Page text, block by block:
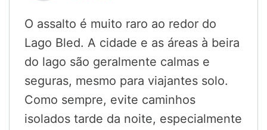
O assalto é muito raro ao redor do
Lago Bled. A cidade e as áreas à beira
do lago são geralmente calmas e
seguras, mesmo para viajantes solo.
Como sempre, evite caminhos
isolados tarde da noite, especialmente